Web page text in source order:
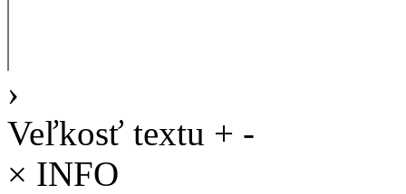
›
Veľkosť textu + -
× INFO